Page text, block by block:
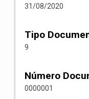
31/08/2020
Tipo
9
Número
0000001